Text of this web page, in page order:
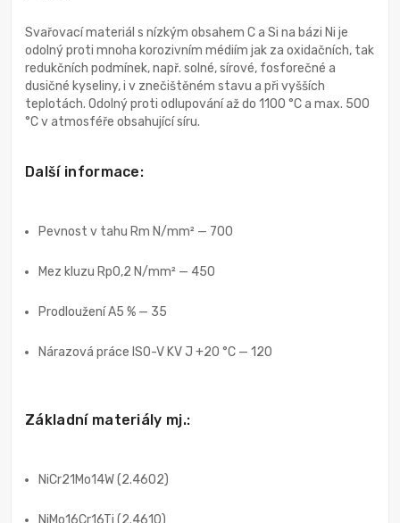
Svařovací materiál s nízkým obsahem C a Si na bázi Ni je
odolný proti mnoha korozivním médiím jak za oxidačních, tak
redukčních podmínek, např. solné, sírové, fosforečné a
dusičné kyseliny, i v znečištěném stavu a při vyšších
teplotách. Odolný proti odlupování až do 1100 °C a max. 500
°C v atmosféře obsahující síru.
Další informace:
Pevnost v tahu Rm N/mm² — 700
Mez kluzu Rp0,2 N/mm² — 450
Prodloužení A5 % — 35
Nárazová práce ISO-V KV J +20 °C — 120
Základní materiály mj.:
NiCr21Mo14W (2.4602)
NiMo16Cr16Ti (2.4610)